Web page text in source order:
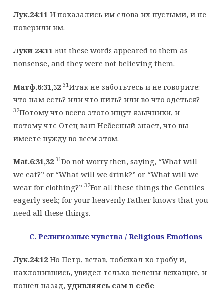
Лук.24:11 И показались им слова их пустыми, и не
поверили им.
Луки 24:11 But these words appeared to them as
nonsense, and they were not believing them.
Матф.6:31,32 31Итак не заботьтесь и не говорите:
что нам есть? или что пить? или во что одеться?
32Потому что всего этого ищут язычники, и
потому что Отец ваш Небесный знает, что вы
имеете нужду во всем этом.
Mat.6:31,32 31Do not worry then, saying, “What will
we eat?” or “What will we drink?” or “What will we
wear for clothing?” 32For all these things the Gentiles
eagerly seek; for your heavenly Father knows that you
need all these things.
C. Религиозные чувства / Religious Emotions
Лук.24:12 Но Петр, встав, побежал ко гробу и,
наклонившись, увидел только пелены лежащие, и
пошел назад, удивляясь сам в себе